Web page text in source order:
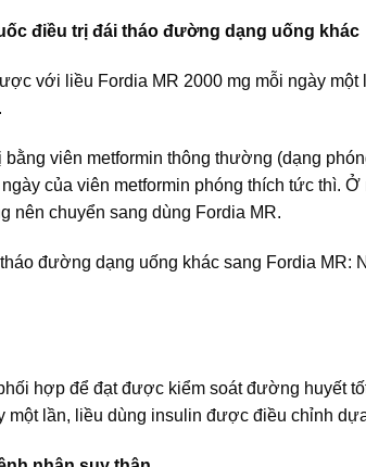
điều trị đái tháo đường dạng uống khác
với liều Fordia MR 2000 mg mỗi ngày một
viên metformin thông thường (dạng
của viên metformin phóng thích tức thì.
nên chuyển sang dùng Fordia MR.
đường dạng uống khác sang Fordia MR:
hợp để đạt được kiểm soát đường huyết
một lần, liều dùng insulin được điều chỉnh